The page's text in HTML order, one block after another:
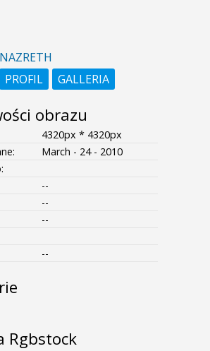
NAZRETH
PROFIL
GALLERIA
obrazu
4320px * 4320px
March - 24 - 2010
--
--
--
--
Rgbstock